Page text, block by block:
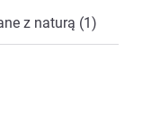
z naturą (1)